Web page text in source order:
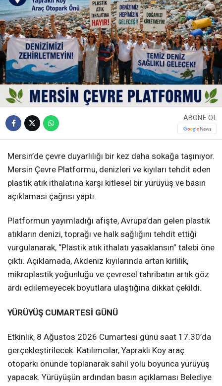
ABONE OL
Mersin’de çevre duyarlılığı bir kez daha sokağa taşınıyor.
Mersin Çevre Platformu, denizleri ve kıyıları tehdit eden
plastik atık ithalatına karşı kitlesel bir yürüyüş ve basın
açıklaması çağrısı yaptı.
Platformun yayımladığı afişte, Avrupa’dan gelen plastik
atıkların denizi, toprağı ve halk sağlığını tehdit ettiği
vurgulanarak, “Plastik atık ithalatı yasaklansın” talebi öne
çıktı. Açıklamada, Akdeniz kıyılarında artan kirlilik,
mikroplastik yoğunluğu ve çevresel tahribatın artık göz
ardı edilemeyecek boyutlara ulaştığına dikkat çekildi.
YÜRÜYÜŞ CUMARTESİ GÜNÜ
Etkinlik, 8 Ağustos 2026 Cumartesi günü saat 17.30’da
gerçekleştirilecek. Katılımcılar, Yapraklı Koy araç
otoparkı önünde toplanarak sahil yolu boyunca yürüyüş
yapacak. Yürüyüşün ardından basın açıklaması Belediye